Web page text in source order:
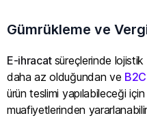
Gümrükleme ve
E-ihracat süreçlerinde lojistik
daha az olduğundan ve B2C
ürün teslimi yapılabileceği
muafiyetlerinden